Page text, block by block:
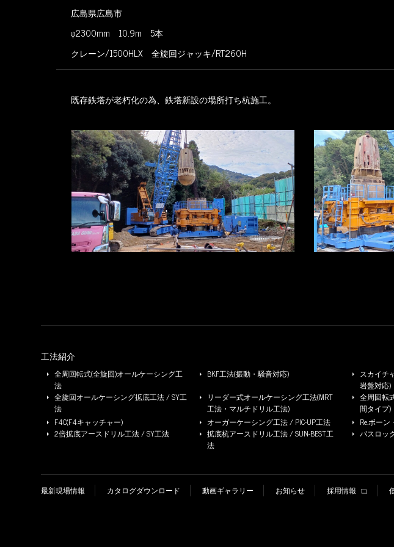
広島県広島市
φ2300mm 10.9m 5本
クレーン/1500HLX 全旋回ジャッキ/RT260H
既存鉄塔が老朽化の為、鉄塔新設の場所打ち杭施工。
工法紹介
全周回転式(全旋回)オールケーシング工
法
BKF工法(振動・騒音対応)
スカイチ
岩盤対応)
全旋回オールケーシング拡底工法 / SY工
法
リーダー式オールケーシング工法(MRT
工法・マルチドリル工法)
全周回転
間タイプ)
F4C(F4キャッチャー)
オーガーケーシング工法 / PIC-UP工法 Re.ボー
2倍拡底アースドリル工法 / SY工法
拡底杭アースドリル工法 / SUN-BEST工
法
パスロッ
最新現場情報 カタログダウンロード 動画ギャラリー お知らせ 採用情報